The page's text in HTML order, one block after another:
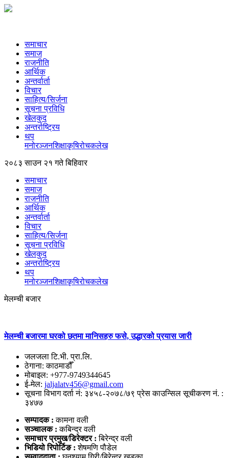
समाचार
समाज
राजनीति
आर्थिक
अन्तर्वार्ता
विचार
साहित्य/सिर्जना
सूचना प्रविधि
खेलकुद
अन्तर्राष्ट्रिय
थप
मनोरञ्‍जनशिक्षाकृषिरोचकलेख
२०८३ साउन २१ गते बिहिवार
समाचार
समाज
राजनीति
आर्थिक
अन्तर्वार्ता
विचार
साहित्य/सिर्जना
सूचना प्रविधि
खेलकुद
अन्तर्राष्ट्रिय
थप
मनोरञ्‍जनशिक्षाकृषिरोचकलेख
मेलम्ची बजार
मेलम्ची बजारमा घरको छतमा मानिसहरु फसे, उद्धारको प्रयास जारी
जलजला टि.भी. प्रा.लि.
ठेगाना: काठमाडौँ
मोबाइल: +977-9749344645
ई-मेल: jaljalatv456@gmail.com
सूचना विभाग दर्ता नं: ३४५८-२०७८/७९ प्रेस काउन्सिल सूचीकरण नं. :
३४७७
सम्पादक :कामना वली
सञ्‍चालक : कबिन्द्र वली
समाचार प्रमुख/डिरेक्टर :बिरेन्द्र वली
भिडियो रिपोर्टिङ : शेषमणि पौडेल